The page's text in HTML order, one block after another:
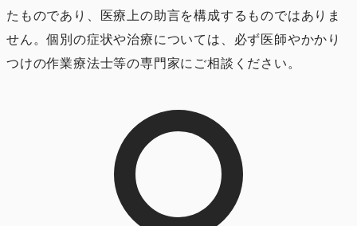
たものであり、医療上の助言を構成するものではありま
せん。個別の症状や治療については、必ず医師やかかり
つけの作業療法士等の専門家にご相談ください。